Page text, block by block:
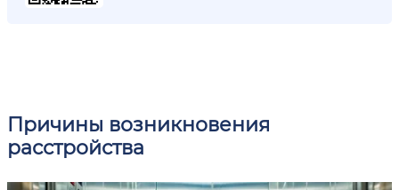
Причины возникновения
расстройства